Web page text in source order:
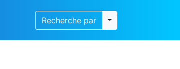
Recherche par Toggle dropdown